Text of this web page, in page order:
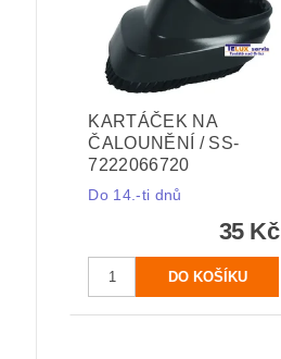
KARTÁČEK NA
ČALOUNĚNÍ / SS-
7222066720
Do 14.-ti dnů
35 Kč